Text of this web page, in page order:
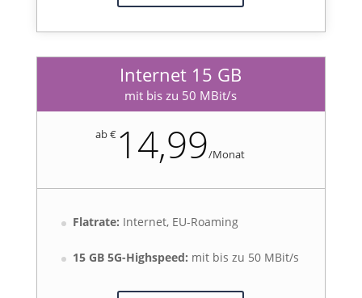
Internet 15 GB
mit bis zu 50 MBit/s
ab € 14,99/Monat
Flatrate: Internet, EU-Roaming
15 GB 5G-Highspeed: mit bis zu 50 MBit/s